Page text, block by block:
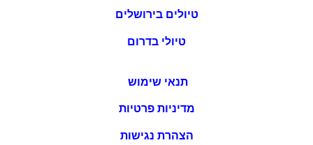
טיולים בירושלים
טיולי בדרום
תנאי שימוש
מדיניות פרטיות
הצהרת נגישות